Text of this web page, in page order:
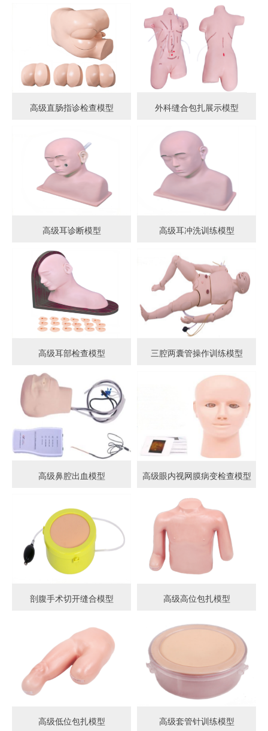
高级直肠指诊检查模型 外科缝合包扎展示模型
高级耳诊断模型 高级耳冲洗训练模型
高级耳部检查模型 三腔两囊管操作训练模型
高级鼻腔出血模型 高级眼内视网膜病变检查模型
剖腹手术切开缝合模型 高级高位包扎模型
高级低位包扎模型 高级套管针训练模型